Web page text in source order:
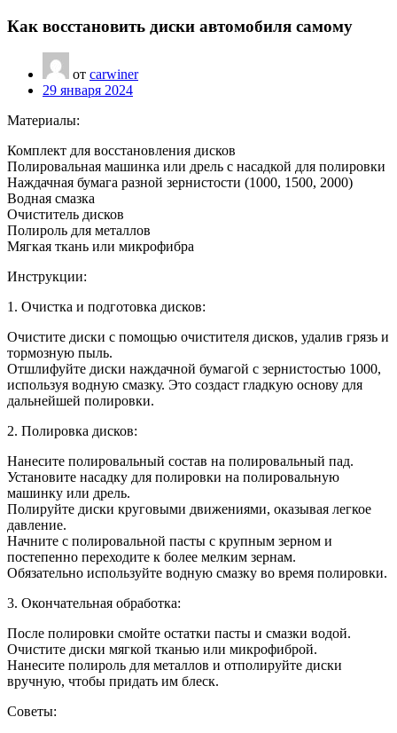
Как восстановить диски автомобиля самому
от carwiner
29 января 2024
Материалы:
Комплект для восстановления дисков
Полировальная машинка или дрель с насадкой для полировки
Наждачная бумага разной зернистости (1000, 1500, 2000)
Водная смазка
Очиститель дисков
Полироль для металлов
Мягкая ткань или микрофибра
Инструкции:
1. Очистка и подготовка дисков:
Очистите диски с помощью очистителя дисков, удалив грязь и
тормозную пыль.
Отшлифуйте диски наждачной бумагой с зернистостью 1000,
используя водную смазку. Это создаст гладкую основу для
дальнейшей полировки.
2. Полировка дисков:
Нанесите полировальный состав на полировальный пад.
Установите насадку для полировки на полировальную
машинку или дрель.
Полируйте диски круговыми движениями, оказывая легкое
давление.
Начните с полировальной пасты с крупным зерном и
постепенно переходите к более мелким зернам.
Обязательно используйте водную смазку во время полировки.
3. Окончательная обработка:
После полировки смойте остатки пасты и смазки водой.
Очистите диски мягкой тканью или микрофиброй.
Нанесите полироль для металлов и отполируйте диски
вручную, чтобы придать им блеск.
Советы: